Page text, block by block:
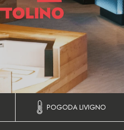
POGODA LIVIGNO